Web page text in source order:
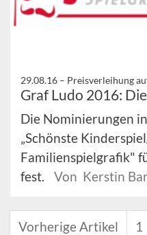
29.08.16 – Preisverleihung
Graf Ludo 2016:
Die Nominierungen
„Schönste
Familienspielgrafik"
fest.
Von Kerstin
Vorherige Artikel 1